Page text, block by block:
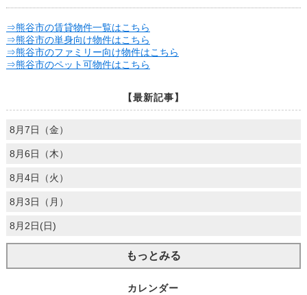
⇒熊谷市の賃貸物件一覧はこちら
⇒熊谷市の単身向け物件はこちら
⇒熊谷市のファミリー向け物件はこちら
⇒熊谷市のペット可物件はこちら
【最新記事】
8月7日（金）
8月6日（木）
8月4日（火）
8月3日（月）
8月2日(日)
もっとみる
カレンダー